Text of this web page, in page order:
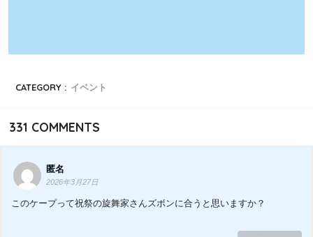
CATEGORY : イベント
331 COMMENTS
匿名
2026年3月27日
このケープって祝祭の旋舞家さんズボンに合うと思いますか？